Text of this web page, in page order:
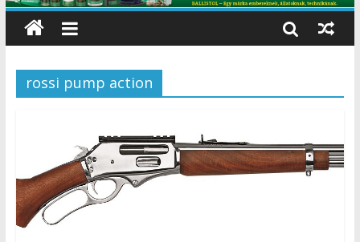
rossi pump action